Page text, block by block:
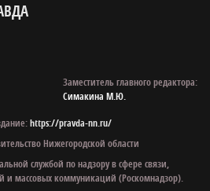
Заместитель главного редактора:
Симакина М.Ю.
https://pravda-nn.ru/
Нижегородской области
службой по надзору в сфере связи,
и массовых коммуникаций (Роскомнадзор).